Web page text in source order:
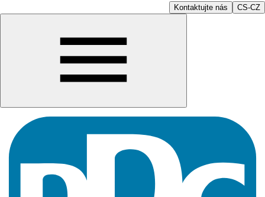
Kontaktujte nás CS-CZ